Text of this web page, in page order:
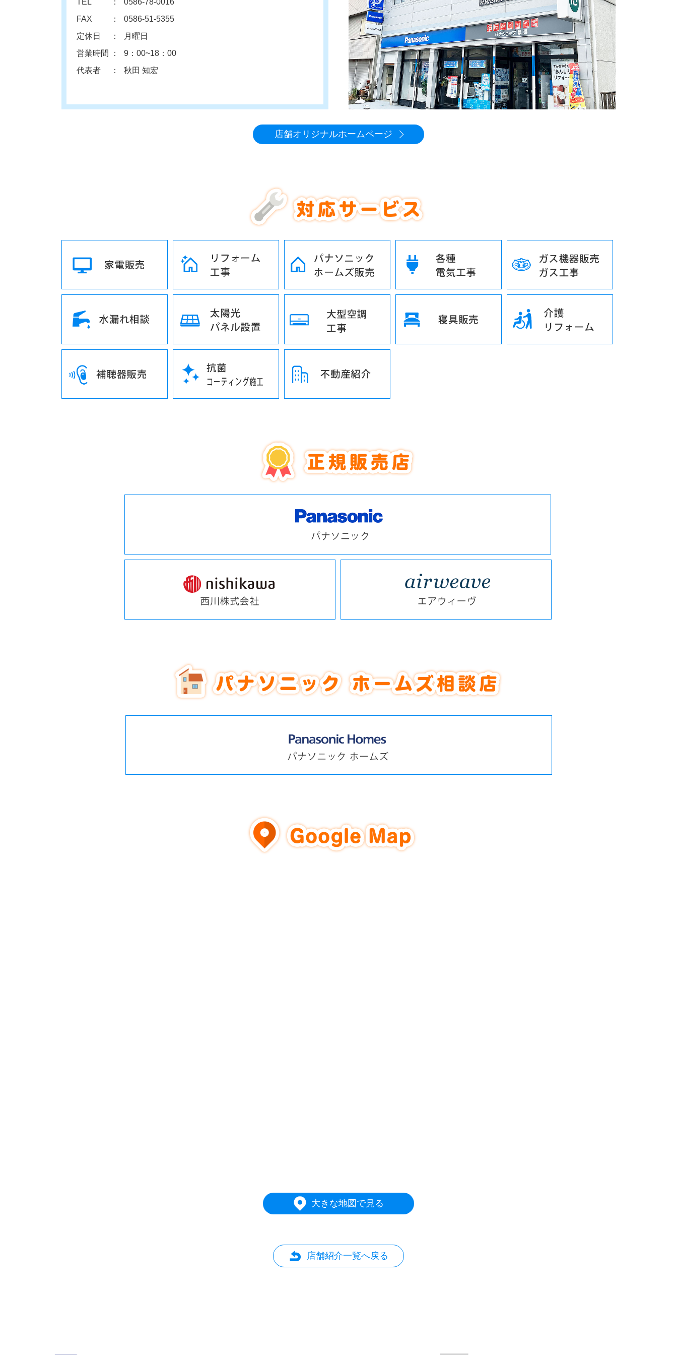
TEL
0586-78-0016
FAX
0586-51-5355
定休日
月曜日
営業時間
9：00~18：00
代表者
秋田 知宏
店舗オリジナルホームページ
大きな地図で見る
店舗紹介一覧へ戻る